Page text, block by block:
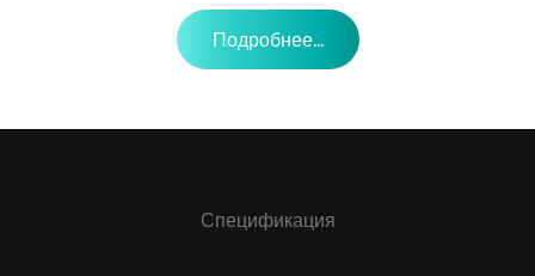
Подробнее...
Спецификация